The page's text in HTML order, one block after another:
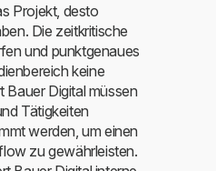
Projekt, desto
Die zeitkritische
und punktgenaues
keine
Bauer Digital müssen
Tätigkeiten
werden, um einen
zu gewährleisten.